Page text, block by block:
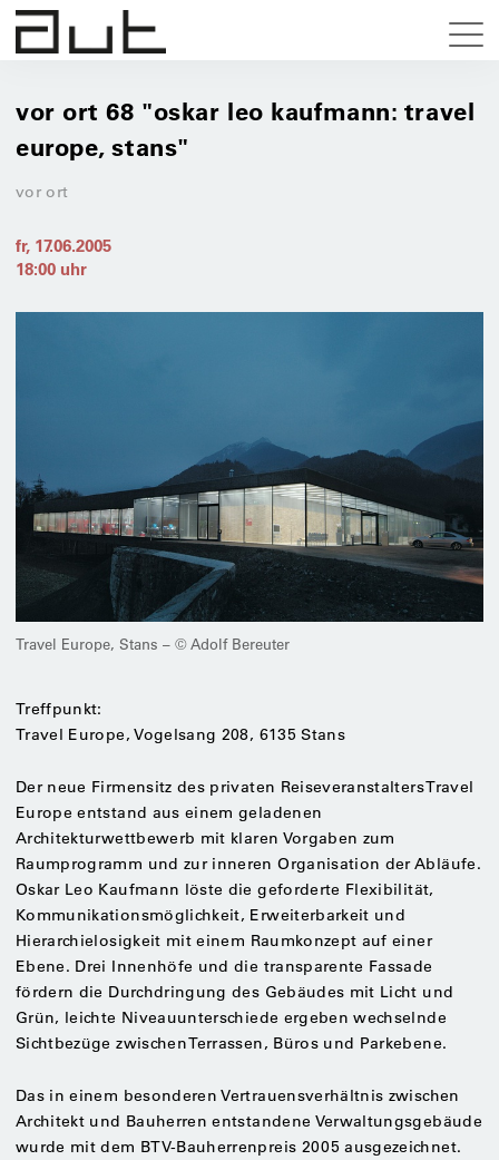
vor ort 68 "oskar leo kaufmann: travel
europe, stans"
vor ort
fr, 17.06.2005
18:00 uhr
Travel Europe, Stans – © Adolf Bereuter
Treffpunkt:
Travel Europe, Vogelsang 208, 6135 Stans
Der neue Firmensitz des privaten Reiseveranstalters Travel
Europe entstand aus einem geladenen
Architekturwettbewerb mit klaren Vorgaben zum
Raumprogramm und zur inneren Organisation der Abläufe.
Oskar Leo Kaufmann löste die geforderte Flexibilität,
Kommunikationsmöglichkeit, Erweiterbarkeit und
Hierarchielosigkeit mit einem Raumkonzept auf einer
Ebene. Drei Innenhöfe und die transparente Fassade
fördern die Durchdringung des Gebäudes mit Licht und
Grün, leichte Niveauunterschiede ergeben wechselnde
Sichtbezüge zwischen Terrassen, Büros und Parkebene.
Das in einem besonderen Vertrauensverhältnis zwischen
Architekt und Bauherren entstandene Verwaltungsgebäude
wurde mit dem BTV-Bauherrenpreis 2005 ausgezeichnet.